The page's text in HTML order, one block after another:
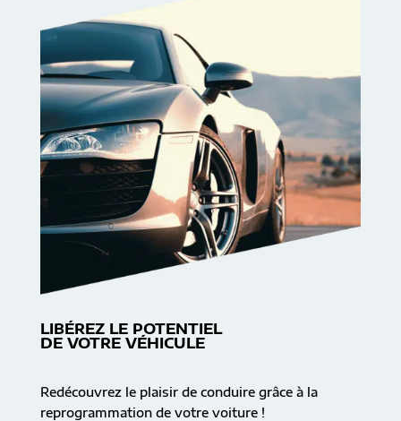
LIBÉREZ LE POTENTIEL
DE VOTRE VÉHICULE
Redécouvrez le plaisir de conduire grâce à la
reprogrammation de votre voiture !